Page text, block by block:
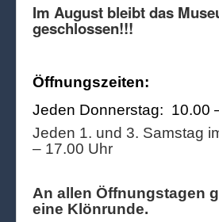
Im August bleibt das
geschlossen!!!
Öffnungszeiten:
Jeden Donnerstag: 10.00
Jeden 1. und 3. Samstag
– 17.00 Uhr
An allen Öffnungstagen
eine Klönrunde.